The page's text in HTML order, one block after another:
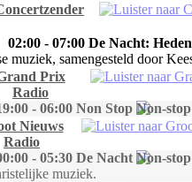
02:00 - 07:00 De Nacht:
muziek, samengesteld door
Prix
Radio
- 06:00 Non Stop
Nieuws
Radio
- 05:30 De Nacht
muziek.